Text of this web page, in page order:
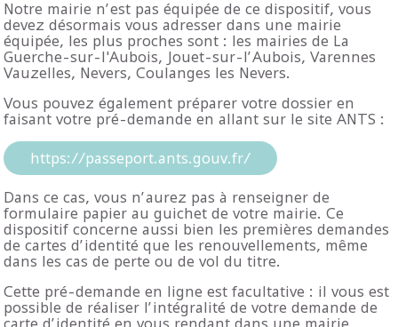
Notre mairie n’est pas équipée de ce dispositif, vous
devez désormais vous adresser dans une mairie
équipée, les plus proches sont : les mairies de La
Guerche-sur-l'Aubois, Jouet-sur-l’Aubois, Varennes
Vauzelles, Nevers, Coulanges les Nevers.
Vous pouvez également préparer votre dossier en
faisant votre pré-demande en allant sur le site ANTS :
https://passeport.ants.gouv.fr/
Dans ce cas, vous n’aurez pas à renseigner de
formulaire papier au guichet de votre mairie. Ce
dispositif concerne aussi bien les premières demandes
de cartes d’identité que les renouvellements, même
dans les cas de perte ou de vol du titre.
Cette pré-demande en ligne est facultative : il vous est
possible de réaliser l’intégralité de votre demande de
carte d’identité en vous rendant dans une mairie